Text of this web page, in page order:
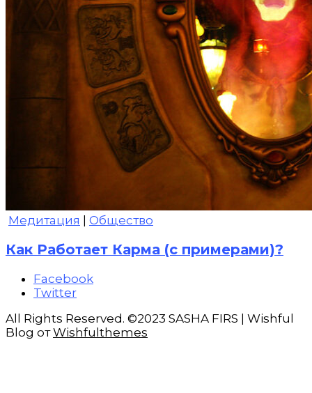
Медитация Общество
Как Работает Карма (с примерами)?
Facebook
Twitter
All Rights Reserved. ©2023 SASHA FIRS | Wishful
Blog отWishfulthemes